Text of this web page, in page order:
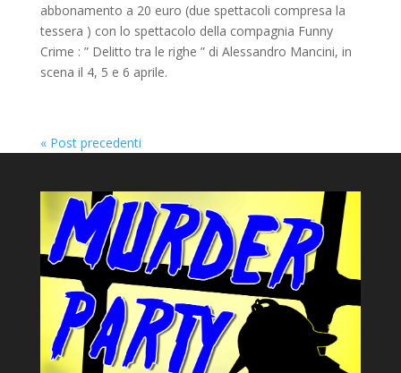
abbonamento a 20 euro (due spettacoli compresa la
tessera ) con lo spettacolo della compagnia Funny
Crime : ” Delitto tra le righe ” di Alessandro Mancini, in
scena il 4, 5 e 6 aprile.
« Post precedenti